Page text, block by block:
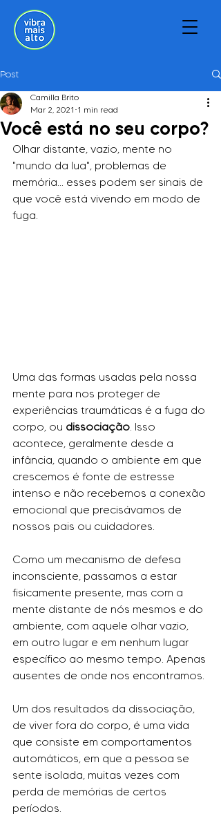
Post
Você está no seu corpo?
Camilla Brito
Mar 2, 2021 1 min read
Olhar distante, vazio, mente no
"mundo da lua", problemas de
memória... esses podem ser sinais de
que você está vivendo em modo de
fuga.
Uma das formas usadas pela nossa
mente para nos proteger de
experiências traumáticas é a fuga do
corpo, ou dissociação. Isso
acontece, geralmente desde a
infância, quando o ambiente em que
crescemos é fonte de estresse
intenso e não recebemos a conexão
emocional que precisávamos de
nossos pais ou cuidadores.
Como um mecanismo de defesa
inconsciente, passamos a estar
fisicamente presente, mas com a
mente distante de nós mesmos e do
ambiente, com aquele olhar vazio,
em outro lugar e em nenhum lugar
específico ao mesmo tempo. Apenas
ausentes de onde nos encontramos.
Um dos resultados da dissociação,
de viver fora do corpo, é uma vida
que consiste em comportamentos
automáticos, em que a pessoa se
sente isolada, muitas vezes com
perda de memórias de certos
períodos.